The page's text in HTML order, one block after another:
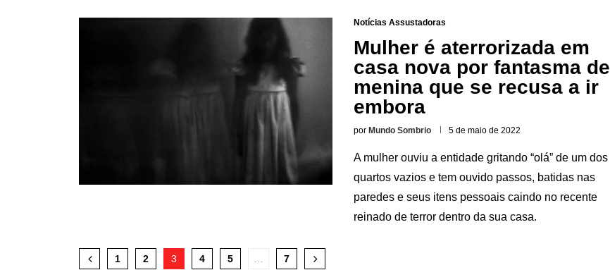
Notícias Assustadoras
Mulher é aterrorizada em
casa nova por fantasma de
menina que se recusa a ir
embora
por Mundo Sombrio 5 de maio de 2022
A mulher ouviu a entidade gritando “olá” de um dos
quartos vazios e tem ouvido passos, batidas nas
paredes e seus itens pessoais caindo no recente
reinado de terror dentro da sua casa.
1 2 3 4 5 7